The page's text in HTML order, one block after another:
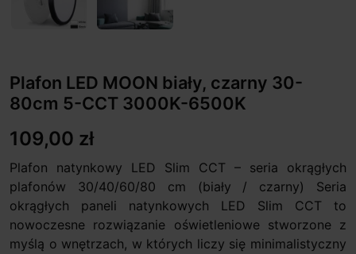
Plafon LED MOON biały, czarny 30-
80cm 5-CCT 3000K-6500K
109,00 zł
Plafon natynkowy LED Slim CCT – seria okrągłych
plafonów 30/40/60/80 cm (biały / czarny) Seria
okrągłych paneli natynkowych LED Slim CCT to
nowoczesne rozwiązanie oświetleniowe stworzone z
myślą o wnętrzach, w których liczy się minimalistyczny